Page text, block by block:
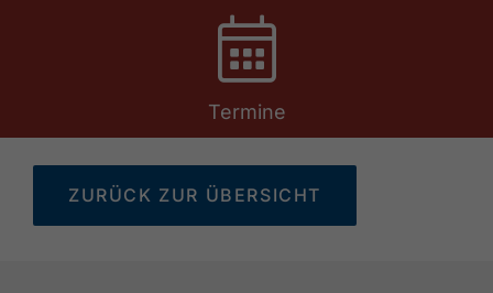
Termine
ZURÜCK ZUR ÜBERSICHT